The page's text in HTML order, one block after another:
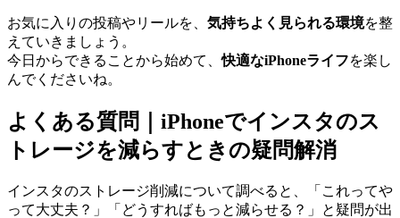
お気に入りの投稿やリールを、 気持ちよく見られる環境を整
えていきましょう。
今日からできることから始めて、快適なiPhoneライフを楽し
んでくださいね。
よくある質問｜iPhoneでインスタのス
トレージを減らすときの疑問解消
インスタのストレージ削減について調べると、「これってや
って大丈夫？」「どうすればもっと減らせる？」と疑問が出